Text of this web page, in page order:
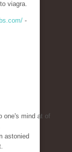
viagra.
-
one's mind at of
astonied